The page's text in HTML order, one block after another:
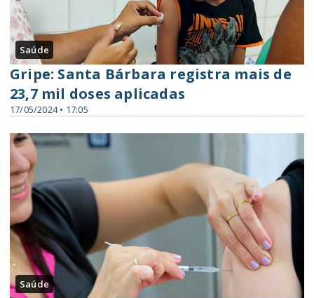
Saúde
17/05/2024 • 17:05
Gripe: Santa Bárbara registra mais de
23,7 mil doses aplicadas
Saúde